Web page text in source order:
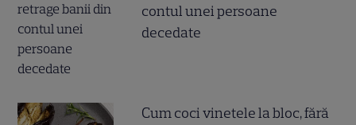
contul unei persoane
decedate
Cum coci vinetele la bloc, fără